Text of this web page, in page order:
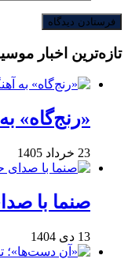
تازه‌ترین اخبار
«رنج‌گاه»
23 خرداد 1405
صنما با
13 دی 1404